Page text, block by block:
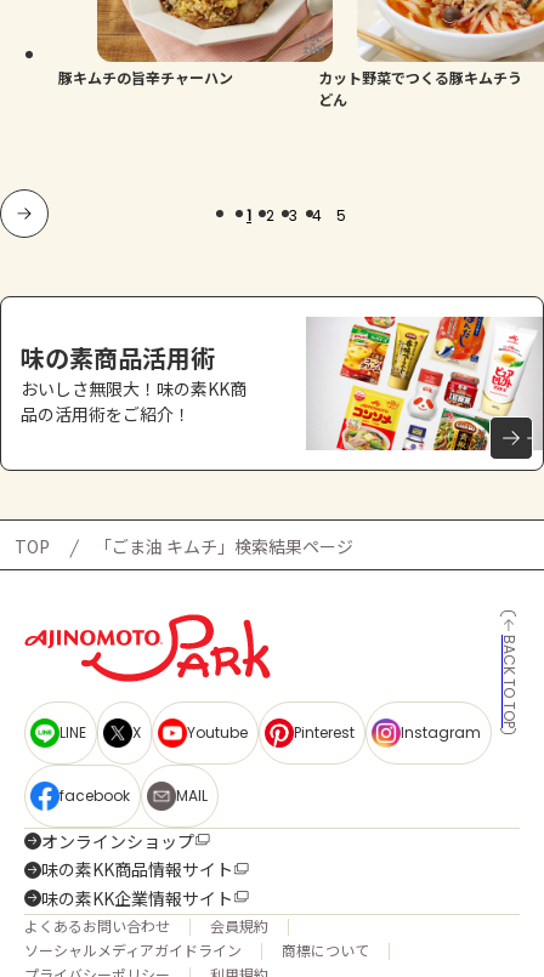
豚キムチの旨辛チャーハン
カット野菜でつくる豚キムチう
どん
1 2 3 4 5
味の素商品活用術
おいしさ無限大！味の素KK商
品の活用術をご紹介！
TOP 「ごま油 キムチ」検索結果ページ
BACK TO TOP
LINE X Youtube Pinterest Instagram
facebook MAIL
オンラインショップ
味の素KK商品情報サイト
味の素KK企業情報サイト
よくあるお問い合わせ
会員規約
ソーシャルメディアガイドライン
商標について